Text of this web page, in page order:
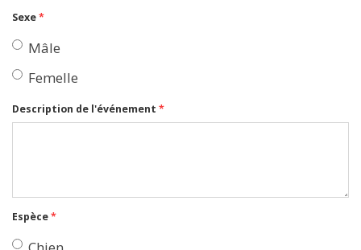
Sexe*
Mâle
Femelle
Description de l'événement *
Espèce*